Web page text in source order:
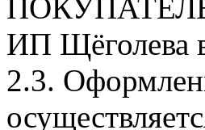
ПОКУПАТЕЛЬ
ИП Щёголева
2.3.